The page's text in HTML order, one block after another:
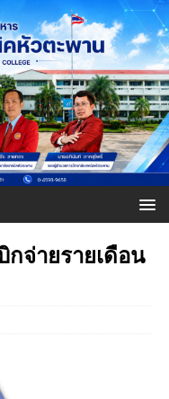
จ่ายรายเดือน